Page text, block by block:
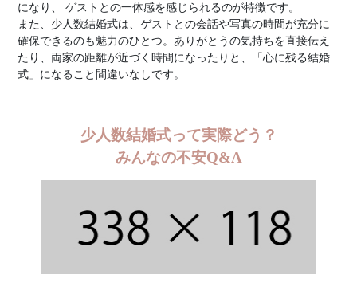
になり、 ゲストとの一体感を感じられるのが特徴です。
また、少人数結婚式は、ゲストとの会話や写真の時間が充分に
確保できるのも魅力のひとつ。ありがとうの気持ちを直接伝え
たり、両家の距離が近づく時間になったりと、「心に残る結婚
式」になること間違いなしです。
少人数結婚式って実際どう？
みんなの不安Q&A